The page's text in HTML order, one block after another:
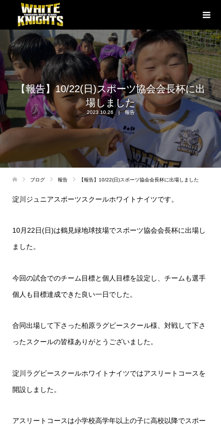
【報告】10/22(日)スポーツ協会会長杯に出
場しました
2023.10.26 報告
ブログ 報告 【報告】10/22(日)スポーツ協会会長杯に出場しました
淀川ジュニアスポーツスクールホワイトナイツです。
10月22日(日)は鶴見緑地球技場でスポーツ協会会長杯に出場し
ました。
今回の試合でのチーム目標と個人目標を設定し、チームも選手
個人も目標達成できた良い一日でした。
合同出場して下さった柏原ラグビースクール様、対戦して下さ
ったスクールの皆様ありがとうございました。
淀川ラグビースクールホワイトナイツではアスリートコースを
開設しました。
アスリートコースは小学校高学年以上の子に高校以降でスポー